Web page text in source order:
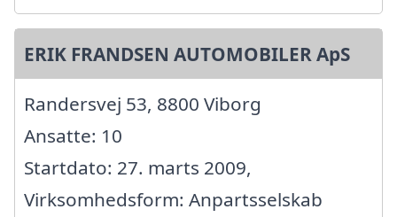
ERIK FRANDSEN AUTOMOBILER ApS
Randersvej 53, 8800 Viborg
Ansatte: 10
Startdato: 27. marts 2009,
Virksomhedsform: Anpartsselskab